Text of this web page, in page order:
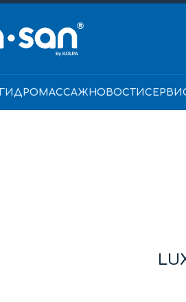
ГИДРОМАССАЖ НОВОСТИ